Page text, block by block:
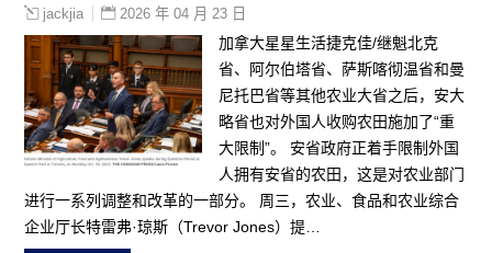
jackjia 2026 年 04 月 23 日
加拿大星星生活捷克佳/继魁北克
省、阿尔伯塔省、萨斯喀彻温省和曼
尼托巴省等其他农业大省之后，安大
略省也对外国人收购农田施加了“重
大限制”。 安省政府正着手限制外国
人拥有安省的农田，这是对农业部门
进行一系列调整和改革的一部分。 周三，农业、食品和农业综合
企业厅长特雷弗·琼斯（Trevor Jones）提…